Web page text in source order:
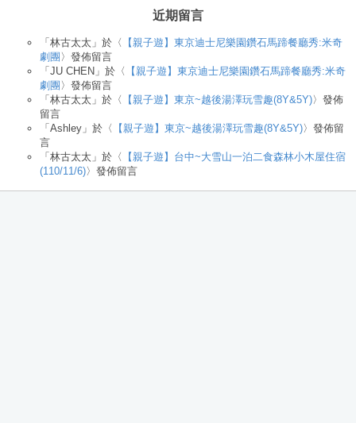
近期留言
「 林古太太 」於〈
【親子遊】東京迪士尼樂園鑽石馬蹄餐廳秀:米奇
劇團 〉發佈留言
「 JU CHEN 」於〈
【親子遊】東京迪士尼樂園鑽石馬蹄餐廳秀:米奇
劇團 〉發佈留言
「 林古太太 」於〈 【親子遊】東京~越後湯澤玩雪趣(8Y&5Y)〉發佈
留言
「 Ashley 」於〈 【親子遊】東京~越後湯澤玩雪趣(8Y&5Y)〉發佈留
言
「 林古太太 」於〈
【親子遊】台中~大雪山一泊二食森林小木屋住宿
(110/11/6)〉發佈留言